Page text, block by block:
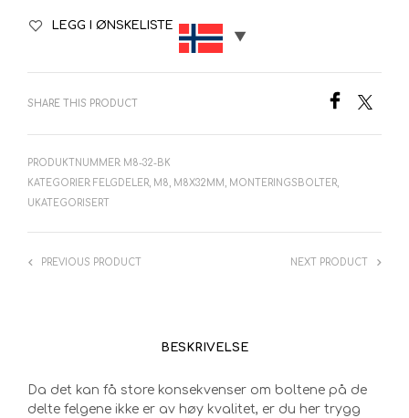
LEGG I ØNSKELISTE
SHARE THIS PRODUCT
PRODUKTNUMMER: M8-32-BK
KATEGORIER: FELGDELER, M8, M8X32MM, MONTERINGSBOLTER,
UKATEGORISERT
PREVIOUS PRODUCT NEXT PRODUCT
BESKRIVELSE
Da det kan få store konsekvenser om boltene på de
delte felgene ikke er av høy kvalitet, er du her trygg